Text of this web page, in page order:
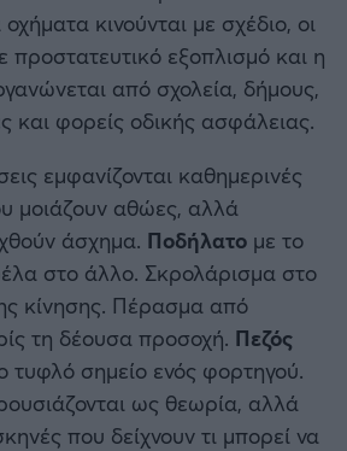
κινούνται με σχέδιο, οι
προστατευτικό εξοπλισμό και η
από σχολεία, δήμους,
και φορείς οδικής ασφάλειας.
εμφανίζονται καθημερινές
μοιάζουν αθώες, αλλά
άσχημα. Ποδήλατο με το
στο άλλο. Σκρολάρισμα στο
κίνησης. Πέρασμα από
τη δέουσα προσοχή. Πεζός
τυφλό σημείο ενός φορτηγού.
ως θεωρία, αλλά
που δείχνουν τι μπορεί να